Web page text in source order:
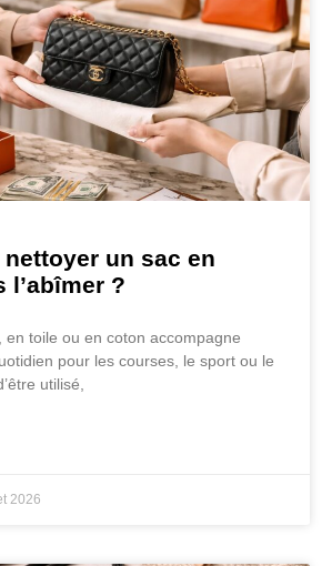
un sac en
l’abîmer ?
en toile ou en coton accompagne
pour les courses, le sport ou le
utilisé,
2026